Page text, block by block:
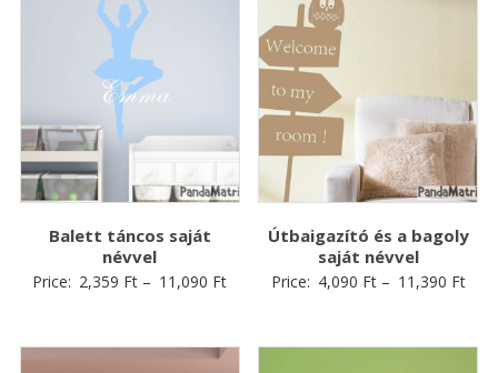
Balett táncos saját
névvel
Price: 2,359 Ft – 11,090 Ft
Útbaigazító és a bagoly
saját névvel
Price: 4,090 Ft– 11,390 Ft